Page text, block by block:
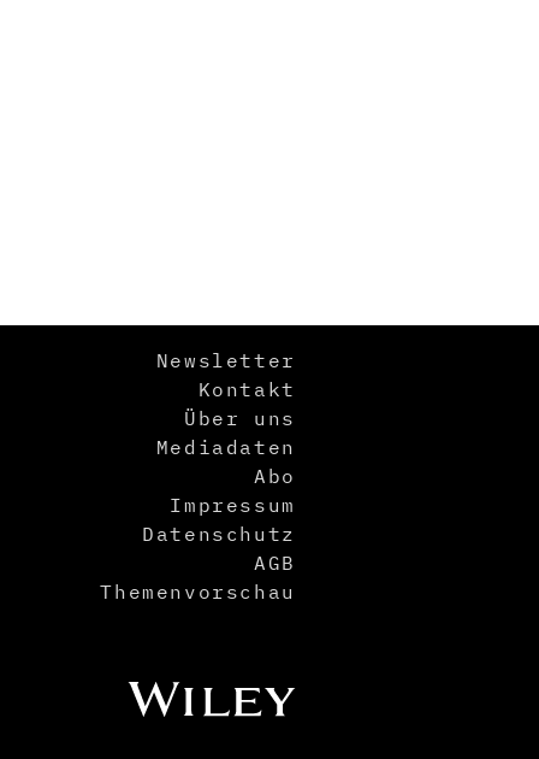
Newsletter
Kontakt
Über uns
Mediadaten
Abo
Impressum
Datenschutz
AGB
Themenvorschau